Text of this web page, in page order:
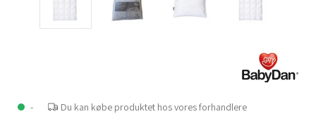
- Du kan købe produktet hos vores forhandlere